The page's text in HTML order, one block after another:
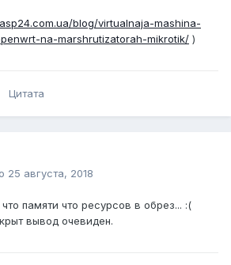
blog/virtualnaja-mashina-
na-marshrutizatorah-mikrotik/ )
Цитата
25 августа, 2018
памяти что ресурсов в обрез... :(
вывод очевиден.